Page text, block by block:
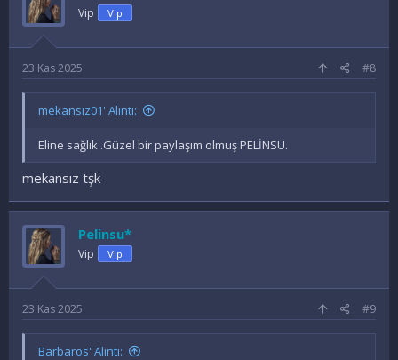
Vip Vip
23 Kas 2025 #8
mekansız01' Alıntı:
Eline sağlık .Güzel bir paylaşım olmuş PELİNSU.
mekansız tşk
Pelinsu*
Vip Vip
23 Kas 2025 #9
Barbaros' Alıntı: